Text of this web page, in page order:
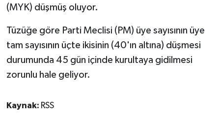
(MYK) düşmüş oluyor.
Tüzüğe göre Parti Meclisi (PM) üye sayısının üye
tam sayısının üçte ikisinin (40'ın altına) düşmesi
durumunda 45 gün içinde kurultaya gidilmesi
zorunlu hale geliyor.
Kaynak: RSS